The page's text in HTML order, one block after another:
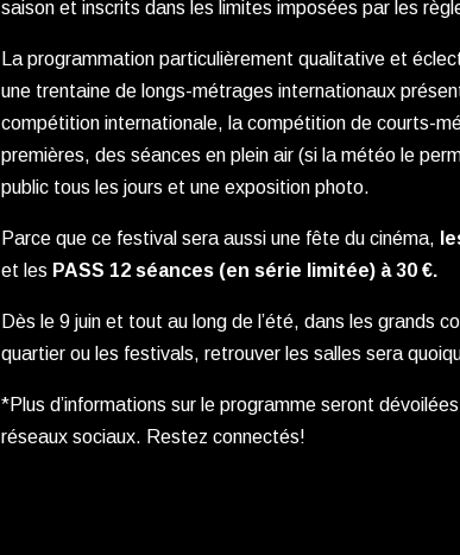
saison et inscrits dans les limites imposées par les
La programmation particulièrement qualitative et
une trentaine de longs-métrages internationaux
compétition internationale, la compétition de courts-
premières, des séances en plein air (si la météo le
public tous les jours et une exposition photo.
Parce que ce festival sera aussi une fête du cinéma,
et les PASS 12 séances (en série limitée) à 30 €.
Dès le 9 juin et tout au long de l’été, dans les grands
quartier ou les festivals, retrouver les salles sera
*Plus d’informations sur le programme seront
réseaux sociaux. Restez connectés!